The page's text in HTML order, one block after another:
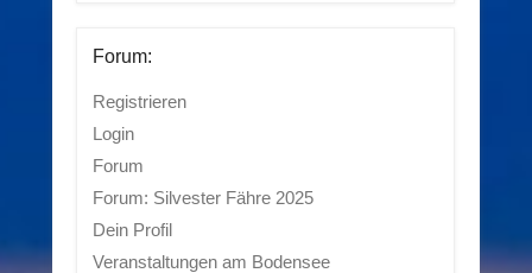
Forum:
Registrieren
Login
Forum
Forum: Silvester Fähre 2025
Dein Profil
Veranstaltungen am Bodensee